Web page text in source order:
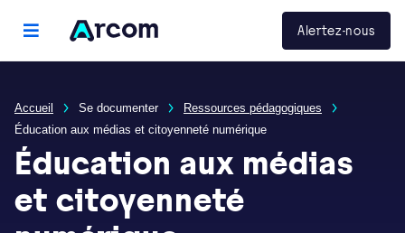
menu principal
Arcom Alertez-nous
Accueil Se documenter
Ressources pédagogiques
Éducation aux médias et citoyenneté numérique
Éducation aux médias
et citoyenneté